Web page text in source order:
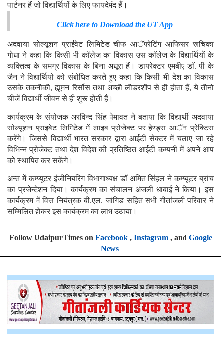
पार्टनर हैं जो विद्यार्थियों के लिए फायदेमंद हैं।
Click here to Download the UT App
अदवाया सोल्यूशन प्राईवेट लिमिटेड चीफ आॅपरेटिंग आफिसर रूचिका
गोधा ने कहा कि किसी भी काॅलेज का विकास उस काॅलेज के विद्यार्थियों के
व्यक्तित्व के समग्र विकास के बिना अधूरा हैं। डायरेक्टर एमबीए डाॅ. पी के
जैन ने विद्यार्थियो को संबोधित करते हुए कहा कि किसी भी देश का विकास
उसके तकनीकी, ह्यूमन रिर्सोस तथा अच्छी लीडरशीप से ही होता हैं, ये तीनो
चीजें विद्यार्थी जीवन से ही शुरू होती हैं।
कार्यक्रम के संयोजक अरविन्द सिंह पेमावत ने बताया कि विद्यार्थी अदवाया
सोल्यूशन प्राइवेट लिमिटेड में लाइव प्रोजेक्ट पर हेण्ड्स आॅन प्रेक्टिस
करेंगे। जिससे विद्यार्थी भारत सरकार द्वारा आईटी सेक्टर में चलाए जा रहे
विभिन्न प्रोजेक्ट तथा देश विदेश की प्रतिष्ठित आईटी कम्पनी में अपने आप
को स्थापित कर सकेंगे।
अन्त में कम्प्यूटर इंजीनियरिंग विभागाध्यक्ष डाॅ अमित सिंहल ने कम्प्यूटर ब्रांच
का प्रजेन्टेशन दिया। कार्यक्रम का संचालन अंजली धाबाई ने किया। इस
कार्यक्रम में वित्त नियंत्रक बी.एल. जांगिड सहित सभी गीतांजली परिवार ने
सम्मिलित होकर इस कार्यक्रम का लाभ उठाया।
Follow UdaipurTimes on Facebook, Instagram, and Google
News